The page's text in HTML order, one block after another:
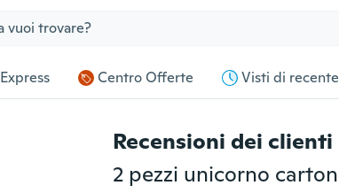
Express Centro Offerte Visti di recente
Recensioni dei clienti